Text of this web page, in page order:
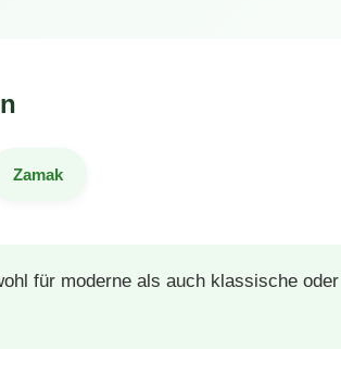
Zamak
für moderne als auch klassische